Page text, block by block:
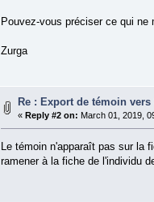
Pouvez-vous préciser ce qui ne
Zurga
Re : Export de témoin vers
« Reply #2 on: March 01, 2019,
Le témoin n'apparaît pas sur la
ramener à la fiche de l'individu